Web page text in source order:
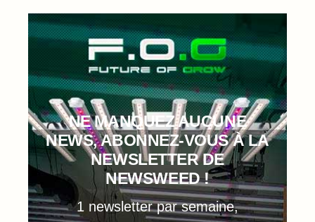
NE MANQUEZ AUCUNE
NEWS, ABONNEZ-VOUS À LA
NEWSLETTER DE
NEWSWEED !
1 newsletter par semaine,